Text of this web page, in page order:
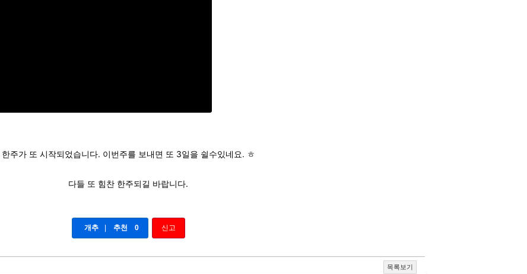
한주가 또 시작되었습니다. 이번주를 보내면 또 3일을 쉴수있네요. ㅎ
다들 또 힘찬 한주되길 바랍니다.
개추 추천 0 신고
목록보기